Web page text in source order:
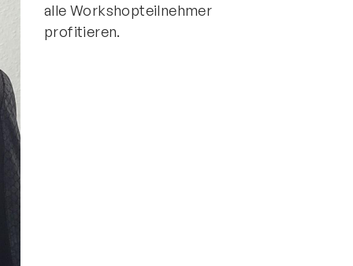
alle Workshopteilnehmer
profitieren.
und Sportverein Griesheim
e.V.
20